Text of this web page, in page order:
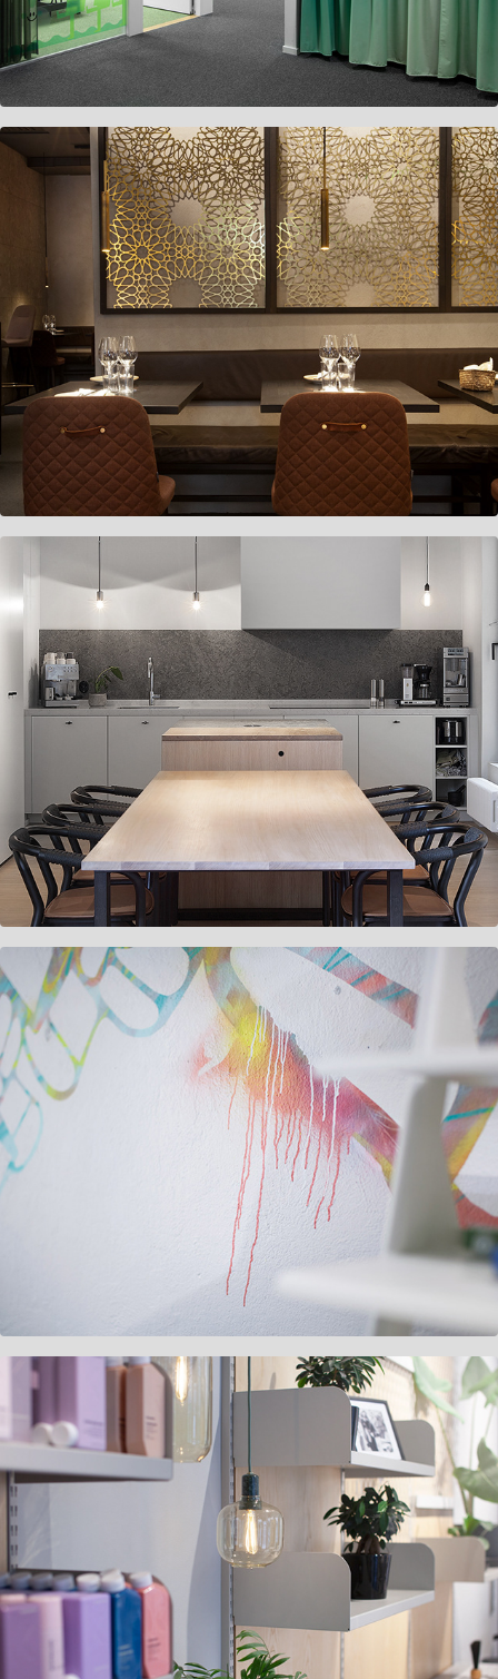
Underbar Drottninggatan
Radiofabriken
Gulled
Salong Filosofie